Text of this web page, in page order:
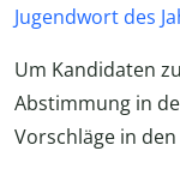
Jugendwort des
Um Kandidaten
Abstimmung in
Vorschläge in